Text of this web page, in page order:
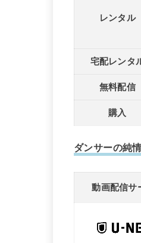
レンタル
宅配レンタ
無料配信
購入
ダンサーの純
動画配信サ